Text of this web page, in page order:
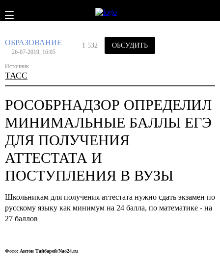
ОБРАЗОВАНИЕ
26-07-2019, 16:05
Источник
ТАСС
1 532 ОБСУДИТЬ
РОСОБРНАДЗОР ОПРЕДЕЛИЛ
МИНИМАЛЬНЫЕ БАЛЛЫ ЕГЭ
ДЛЯ ПОЛУЧЕНИЯ
АТТЕСТАТА И
ПОСТУПЛЕНИЯ В ВУЗЫ
Школьникам для получения аттестата нужно сдать экзамен по
русскому языку как минимум на 24 балла, по математике - на
27 баллов
Фото: Антон Тайбарей/Nao24.ru